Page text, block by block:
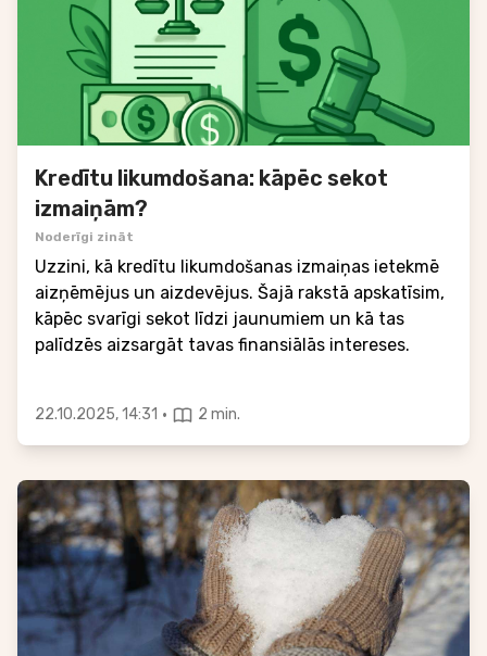
Kredītu likumdošana: kāpēc sekot
izmaiņām?
Noderīgi zināt
Uzzini, kā kredītu likumdošanas izmaiņas ietekmē
aizņēmējus un aizdevējus. Šajā rakstā apskatīsim,
kāpēc svarīgi sekot līdzi jaunumiem un kā tas
palīdzēs aizsargāt tavas finansiālās intereses.
22.10.2025, 14:31 · 2 min.